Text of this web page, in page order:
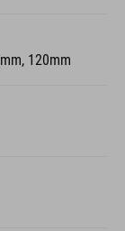
120mm